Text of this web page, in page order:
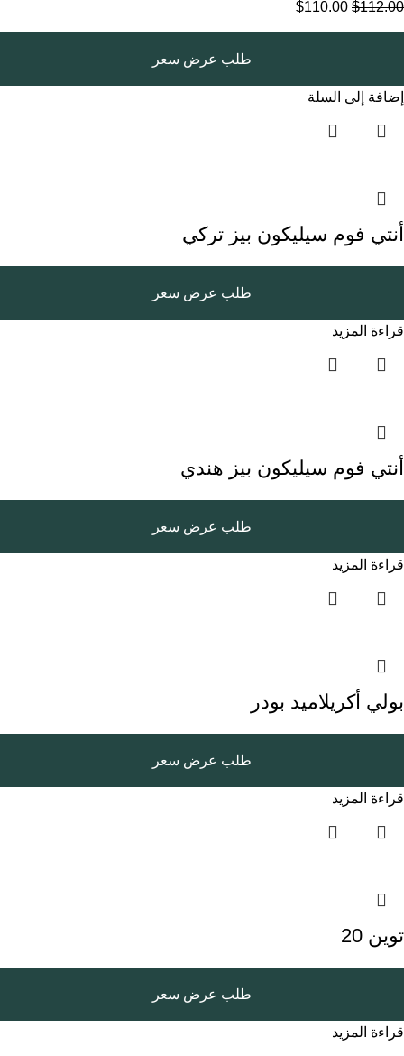
$112.00
$110.00
طلب عرض سعر
إضافة إلى السلة
أنتي فوم سيليكون بيز تركي
طلب عرض سعر
قراءة المزيد
أنتي فوم سيليكون بيز هندي
طلب عرض سعر
قراءة المزيد
بولي أكريلاميد بودر
طلب عرض سعر
قراءة المزيد
توين 20
طلب عرض سعر
قراءة المزيد